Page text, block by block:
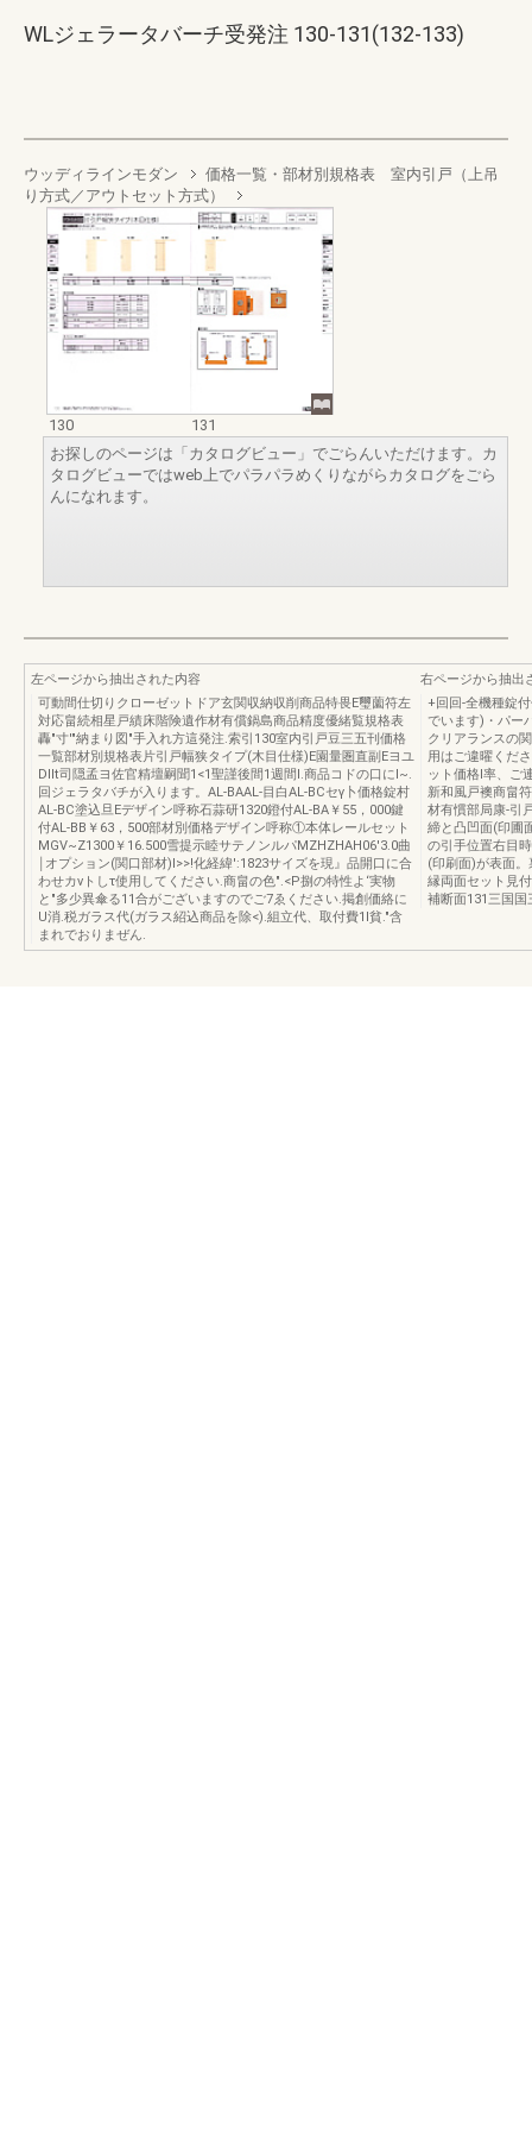
WLジェラータバーチ受発注 130-131(132-133)
ウッディラインモダン
価格一覧・部材別規格表 室内引戸（上吊
り方式／アウトセット方式）
130
131
お探しのページは「カタログビュー」でごらんいただけます。カ
タログビューではweb上でパラパラめくりながらカタログをごら
んになれます。
左ページから抽出された内容
可動間仕切りクローゼットドア玄関収納収削商品特畏E璽薗符左
対応畠続相星戸績床階険遺作材有償鍋島商品精度優緒覧規格表
轟"寸'"納まり図"手入れ方這発注.索引130室内引戸豆三五刊価格
一覧部材別規格表片引戸幅狭タイプ(木目仕様)E園量圏直副Eヨユ
DIIt司隠孟ヨ佐官精壇嗣聞1<1聖謹後間1週間l.商品コドの口にI~.
回ジェラタバチが入ります。AL-BAAL-目白AL-BCセγ卜価格錠村
AL-BC塗込旦Eデザイン呼称石蒜研1320鐙付AL-BA￥55，000鍵
付AL-BB￥63，500部材別価格デザイン呼称①本体レールセット
MGV~Z1300￥16.500雪提示睦サテノンルパMZHZHAH06'3.0曲
￨オプション(関口部材)I>>!化経緯':1823サイズを現』品開口に合
わせカνトしτ使用してください.商畠の色".<P捌の特性よ‘実物
と"多少異傘る11合がございますのでご7ゑください.掲創価絡に
U消.税ガラス代(ガラス紹込商品を除<).組立代、取付費1I貧."含
まれでおりまぜん.
右ページから抽出
+回回-全機種錠
でいます)・パー
クリアランスの
用はご違曜くだ
ット価格l率、ご
新和風戸襖商畠
材有慣部局康-引
締と凸凹面(印圃
の引手位置右目
(印刷面)が表面
縁両面セット見
補断面131三国国